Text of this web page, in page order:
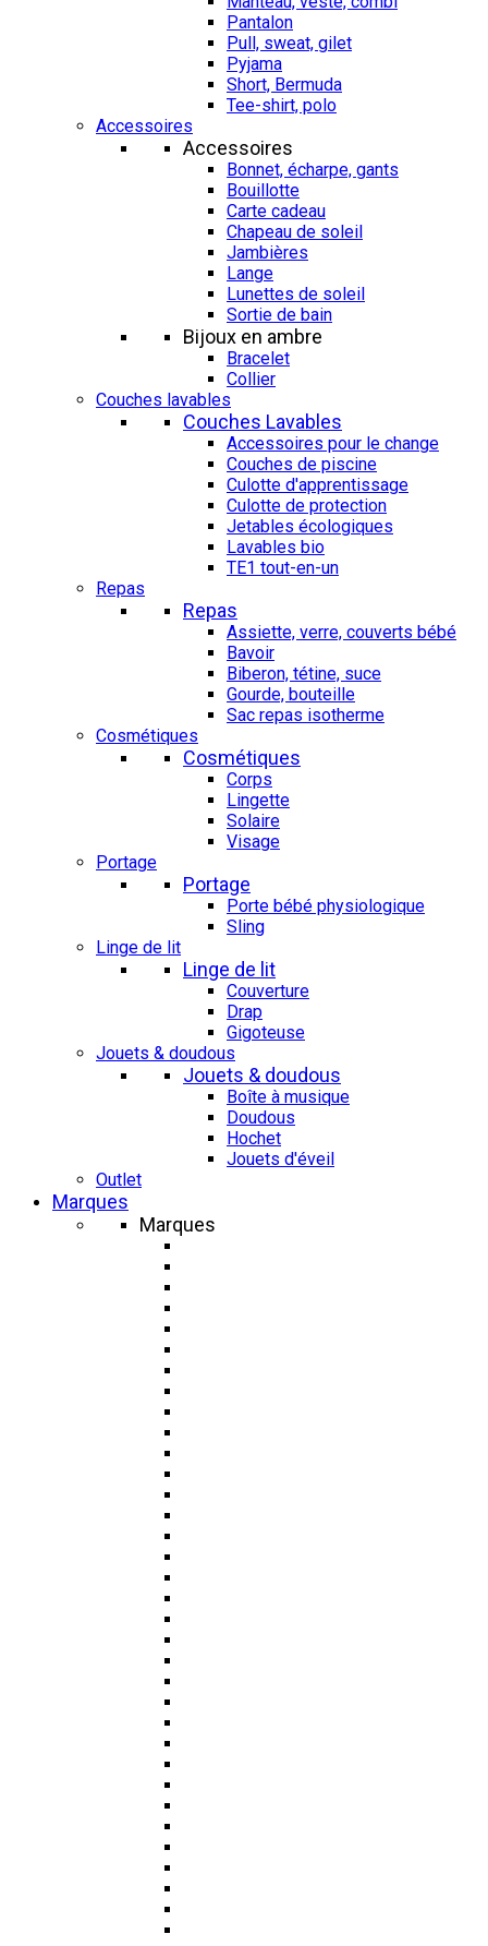
Pantalon
Pull, sweat, gilet
Pyjama
Short, Bermuda
Tee-shirt, polo
Accessoires
Accessoires
Bonnet, écharpe, gants
Bouillotte
Carte cadeau
Chapeau de soleil
Jambières
Lange
Lunettes de soleil
Sortie de bain
Bijoux en ambre
Bracelet
Collier
Couches lavables
Couches Lavables
Accessoires pour le change
Couches de piscine
Culotte d'apprentissage
Culotte de protection
Jetables écologiques
Lavables bio
TE1 tout-en-un
Repas
Repas
Assiette, verre, couverts bébé
Bavoir
Biberon, tétine, suce
Gourde, bouteille
Sac repas isotherme
Cosmétiques
Cosmétiques
Corps
Lingette
Solaire
Visage
Portage
Portage
Porte bébé physiologique
Sling
Linge de lit
Linge de lit
Couverture
Drap
Gigoteuse
Jouets & doudous
Jouets & doudous
Boîte à musique
Doudous
Hochet
Jouets d'éveil
Outlet
Marques
Marques